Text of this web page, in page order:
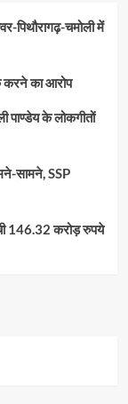
पिथौरागढ़-चमोली में
करने का आरोप
के लोकगीतों
सामने, SSP
146.32 करोड़ रुपये